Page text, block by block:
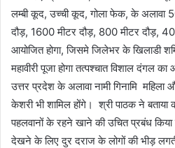
लम्बी कूद, उच्ची कूद, गोला फेक, के अलावा
दौड़, 1600 मीटर दौड़, 800 मीटर दौड़,
आयोजित होगा, जिसमे जिलेभर के खिलाडी
महावीरी पूजा होगा तत्पश्चात विशाल दंगल
उत्तर प्रदेश के अलावा नामी गिनामि महिला
केशरी भी शामिल होंगे। श्री पाठक ने बताया
पहलवानों के रहने खाने की उचित प्रबंध
देखने के लिए दुर दराज के लोगों की भीड़